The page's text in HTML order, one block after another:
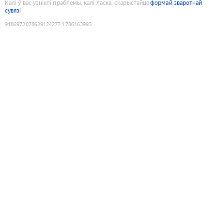
Калі ў вас узніклі праблемы, калі ласка, скарыстайцеформай зваротнай
сувязі
9186972078629124277:1786163993